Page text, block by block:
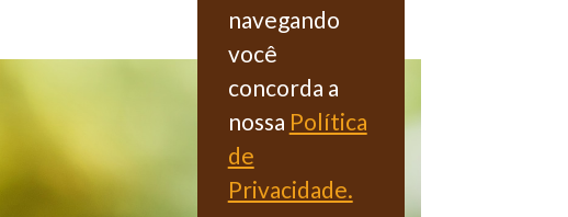
navegando
você
concorda a
nossa Política
de
Privacidade.